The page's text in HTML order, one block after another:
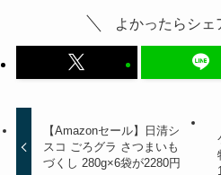
よかったらシェ
【Amazonセール】日清シ
スコ ごろグラ さつまいも
づくし 280g×6袋が2280円